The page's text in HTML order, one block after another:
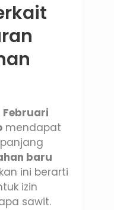
Februari
mendapat
baru
ini berarti
izin
sawit.